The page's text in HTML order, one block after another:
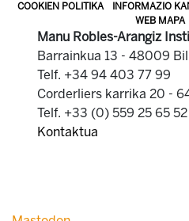
COOKIEN POLITIKA INFORMAZIO
WEB MAPA
Manu Robles-Arangiz
Barrainkua 13 - 48009
Telf. +34 94 403 77 99
Corderliers karrika 20 -
Telf. +33 (0) 559 25 65 52
Kontaktua